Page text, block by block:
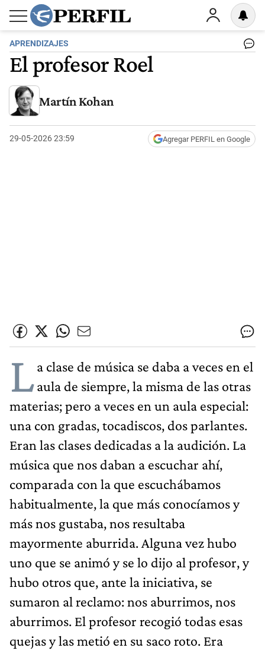
APRENDIZAJES
El profesor Roel
Martín Kohan
29-05-2026 23:59 Agregar PERFIL en Google
La clase de música se daba a veces en el
aula de siempre, la misma de las otras
materias; pero a veces en un aula especial:
una con gradas, tocadiscos, dos parlantes.
Eran las clases dedicadas a la audición. La
música que nos daban a escuchar ahí,
comparada con la que escuchábamos
habitualmente, la que más conocíamos y
más nos gustaba, nos resultaba
mayormente aburrida. Alguna vez hubo
uno que se animó y se lo dijo al profesor, y
hubo otros que, ante la iniciativa, se
sumaron al reclamo: nos aburrimos, nos
aburrimos. El profesor recogió todas esas
quejas y las metió en su saco roto. Era